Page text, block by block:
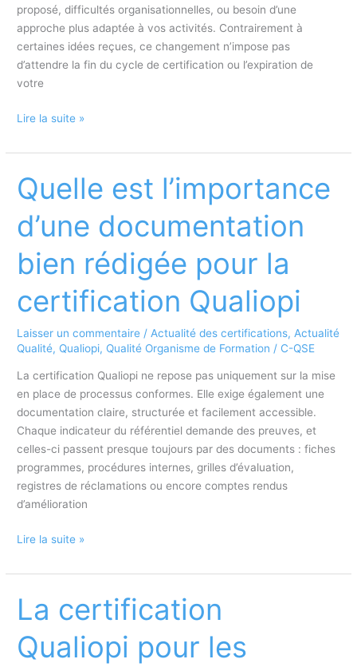
proposé, difficultés organisationnelles, ou besoin d’une
approche plus adaptée à vos activités. Contrairement à
certaines idées reçues, ce changement n’impose pas
d’attendre la fin du cycle de certification ou l’expiration de
votre
Changer
certificateur
:
guide
2025
Lire la suite »
Quelle est l’importance
d’une documentation
bien rédigée pour la
certification Qualiopi
Laisser un commentaire / Actualité des certifications, Actualité
Qualité, Qualiopi, Qualité Organisme de Formation / C-QSE
La certification Qualiopi ne repose pas uniquement sur la mise
en place de processus conformes. Elle exige également une
documentation claire, structurée et facilement accessible.
Chaque indicateur du référentiel demande des preuves, et
celles-ci passent presque toujours par des documents : fiches
programmes, procédures internes, grilles d’évaluation,
registres de réclamations ou encore comptes rendus
d’amélioration
Quelle
l’importance
documentation
rédigée
Lire la suite »
La certification
Qualiopi pour les